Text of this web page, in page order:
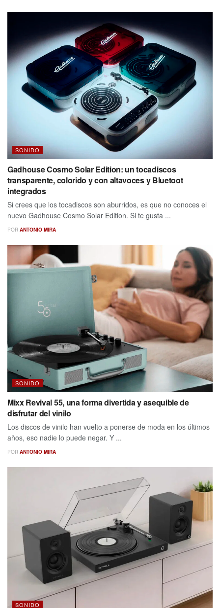
SONIDO
Gadhouse Cosmo Solar Edition: un tocadiscos
transparente, colorido y con altavoces y Bluetoot
integrados
Si crees que los tocadiscos son aburridos, es que no conoces el
nuevo Gadhouse Cosmo Solar Edition. Si te gusta ...
POR ANTONIO MIRA
SONIDO
Mixx Revival 55, una forma divertida y asequible de
disfrutar del vinilo
Los discos de vinilo han vuelto a ponerse de moda en los últimos
años, eso nadie lo puede negar. Y ...
POR ANTONIO MIRA
SONIDO